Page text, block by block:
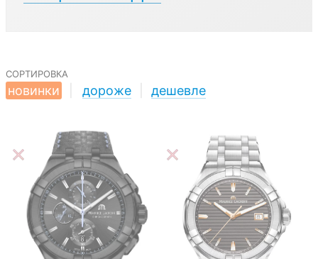
сортировка
новинки
дороже дешевле